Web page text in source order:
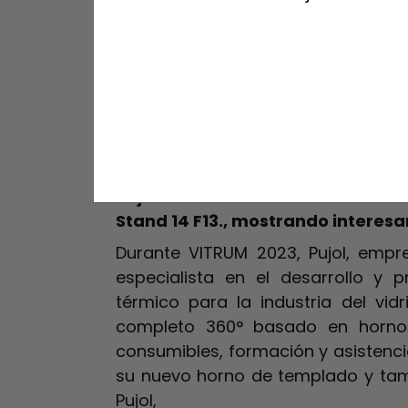
Pujol en Vitrum
Stand 14 F13., mostrando
Durante VITRUM 2023, Pujol,
especialista en el desarrollo y
térmico para la industria del
completo 360° basado en
consumibles, formación y
su nuevo horno de templado y
Pujol,